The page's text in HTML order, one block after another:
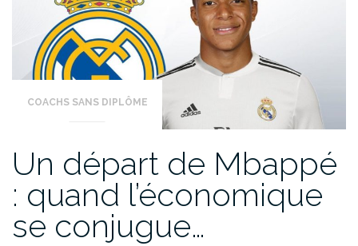
COACHS SANS DIPLÔME
Un départ de Mbappé
: quand l’économique
se conjugue…